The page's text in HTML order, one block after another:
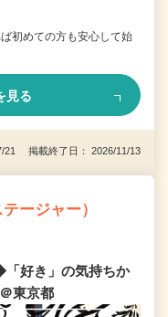
初めての方も安心して始
見る
21 掲載終了日： 2026/11/13
ージャー）
「好き」の気持ちか
東京都